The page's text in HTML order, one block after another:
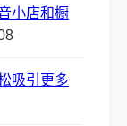
小店和橱
吸引更多